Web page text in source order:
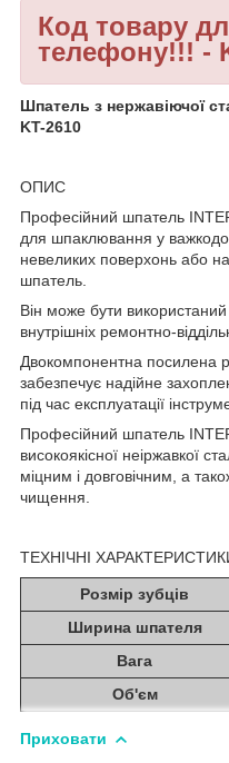
Код товару
телефону!!! -
Шпатель з нержавіючої
KT-2610
ОПИС
Професійний шпатель
для шпаклювання у
невеликих поверхонь або
шпатель.
Він може бути
внутрішніх ремонтно-
Двокомпонентна посилена
забезпечує надійне
під час експлуатації
Професійний шпатель
високоякісної неіржавкої
міцним і довговічним, а
чищення.
ТЕХНІЧНІ
Розмір зубців
Ширина шпателя
Вага
Об'єм
Приховати